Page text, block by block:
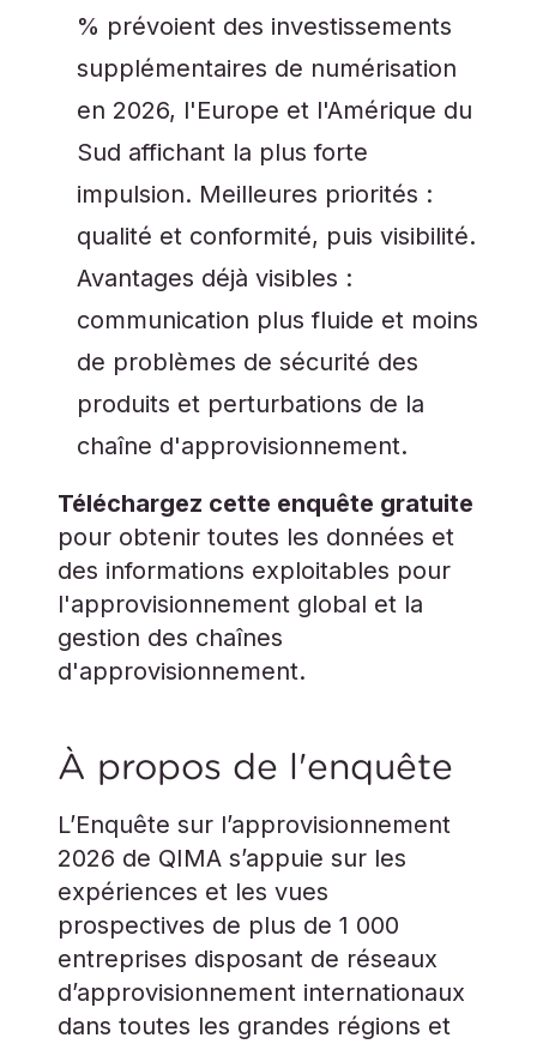
% prévoient des investissements
supplémentaires de numérisation
en 2026, l'Europe et l'Amérique du
Sud affichant la plus forte
impulsion. Meilleures priorités :
qualité et conformité, puis visibilité.
Avantages déjà visibles :
communication plus fluide et moins
de problèmes de sécurité des
produits et perturbations de la
chaîne d'approvisionnement.
Téléchargez cette enquête gratuite
pour obtenir toutes les données et
des informations exploitables pour
l'approvisionnement global et la
gestion des chaînes
d'approvisionnement.
À propos de l'enquête
L’Enquête sur l’approvisionnement
2026 de QIMA s’appuie sur les
expériences et les vues
prospectives de plus de 1 000
entreprises disposant de réseaux
d’approvisionnement internationaux
dans toutes les grandes régions et